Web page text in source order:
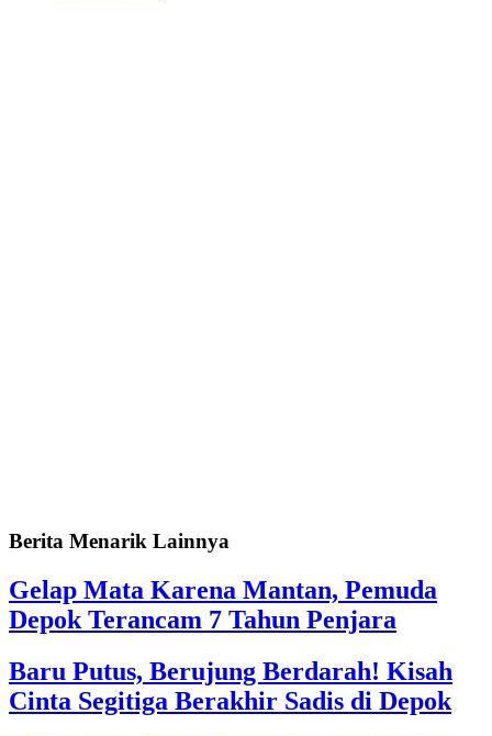
Berita Menarik Lainnya
Gelap Mata Karena Mantan, Pemuda
Depok Terancam 7 Tahun Penjara
Baru Putus, Berujung Berdarah! Kisah
Cinta Segitiga Berakhir Sadis di Depok